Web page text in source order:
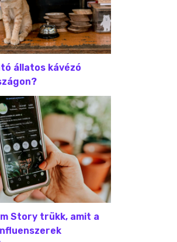
állatos kávézó
Story trükk, amit a